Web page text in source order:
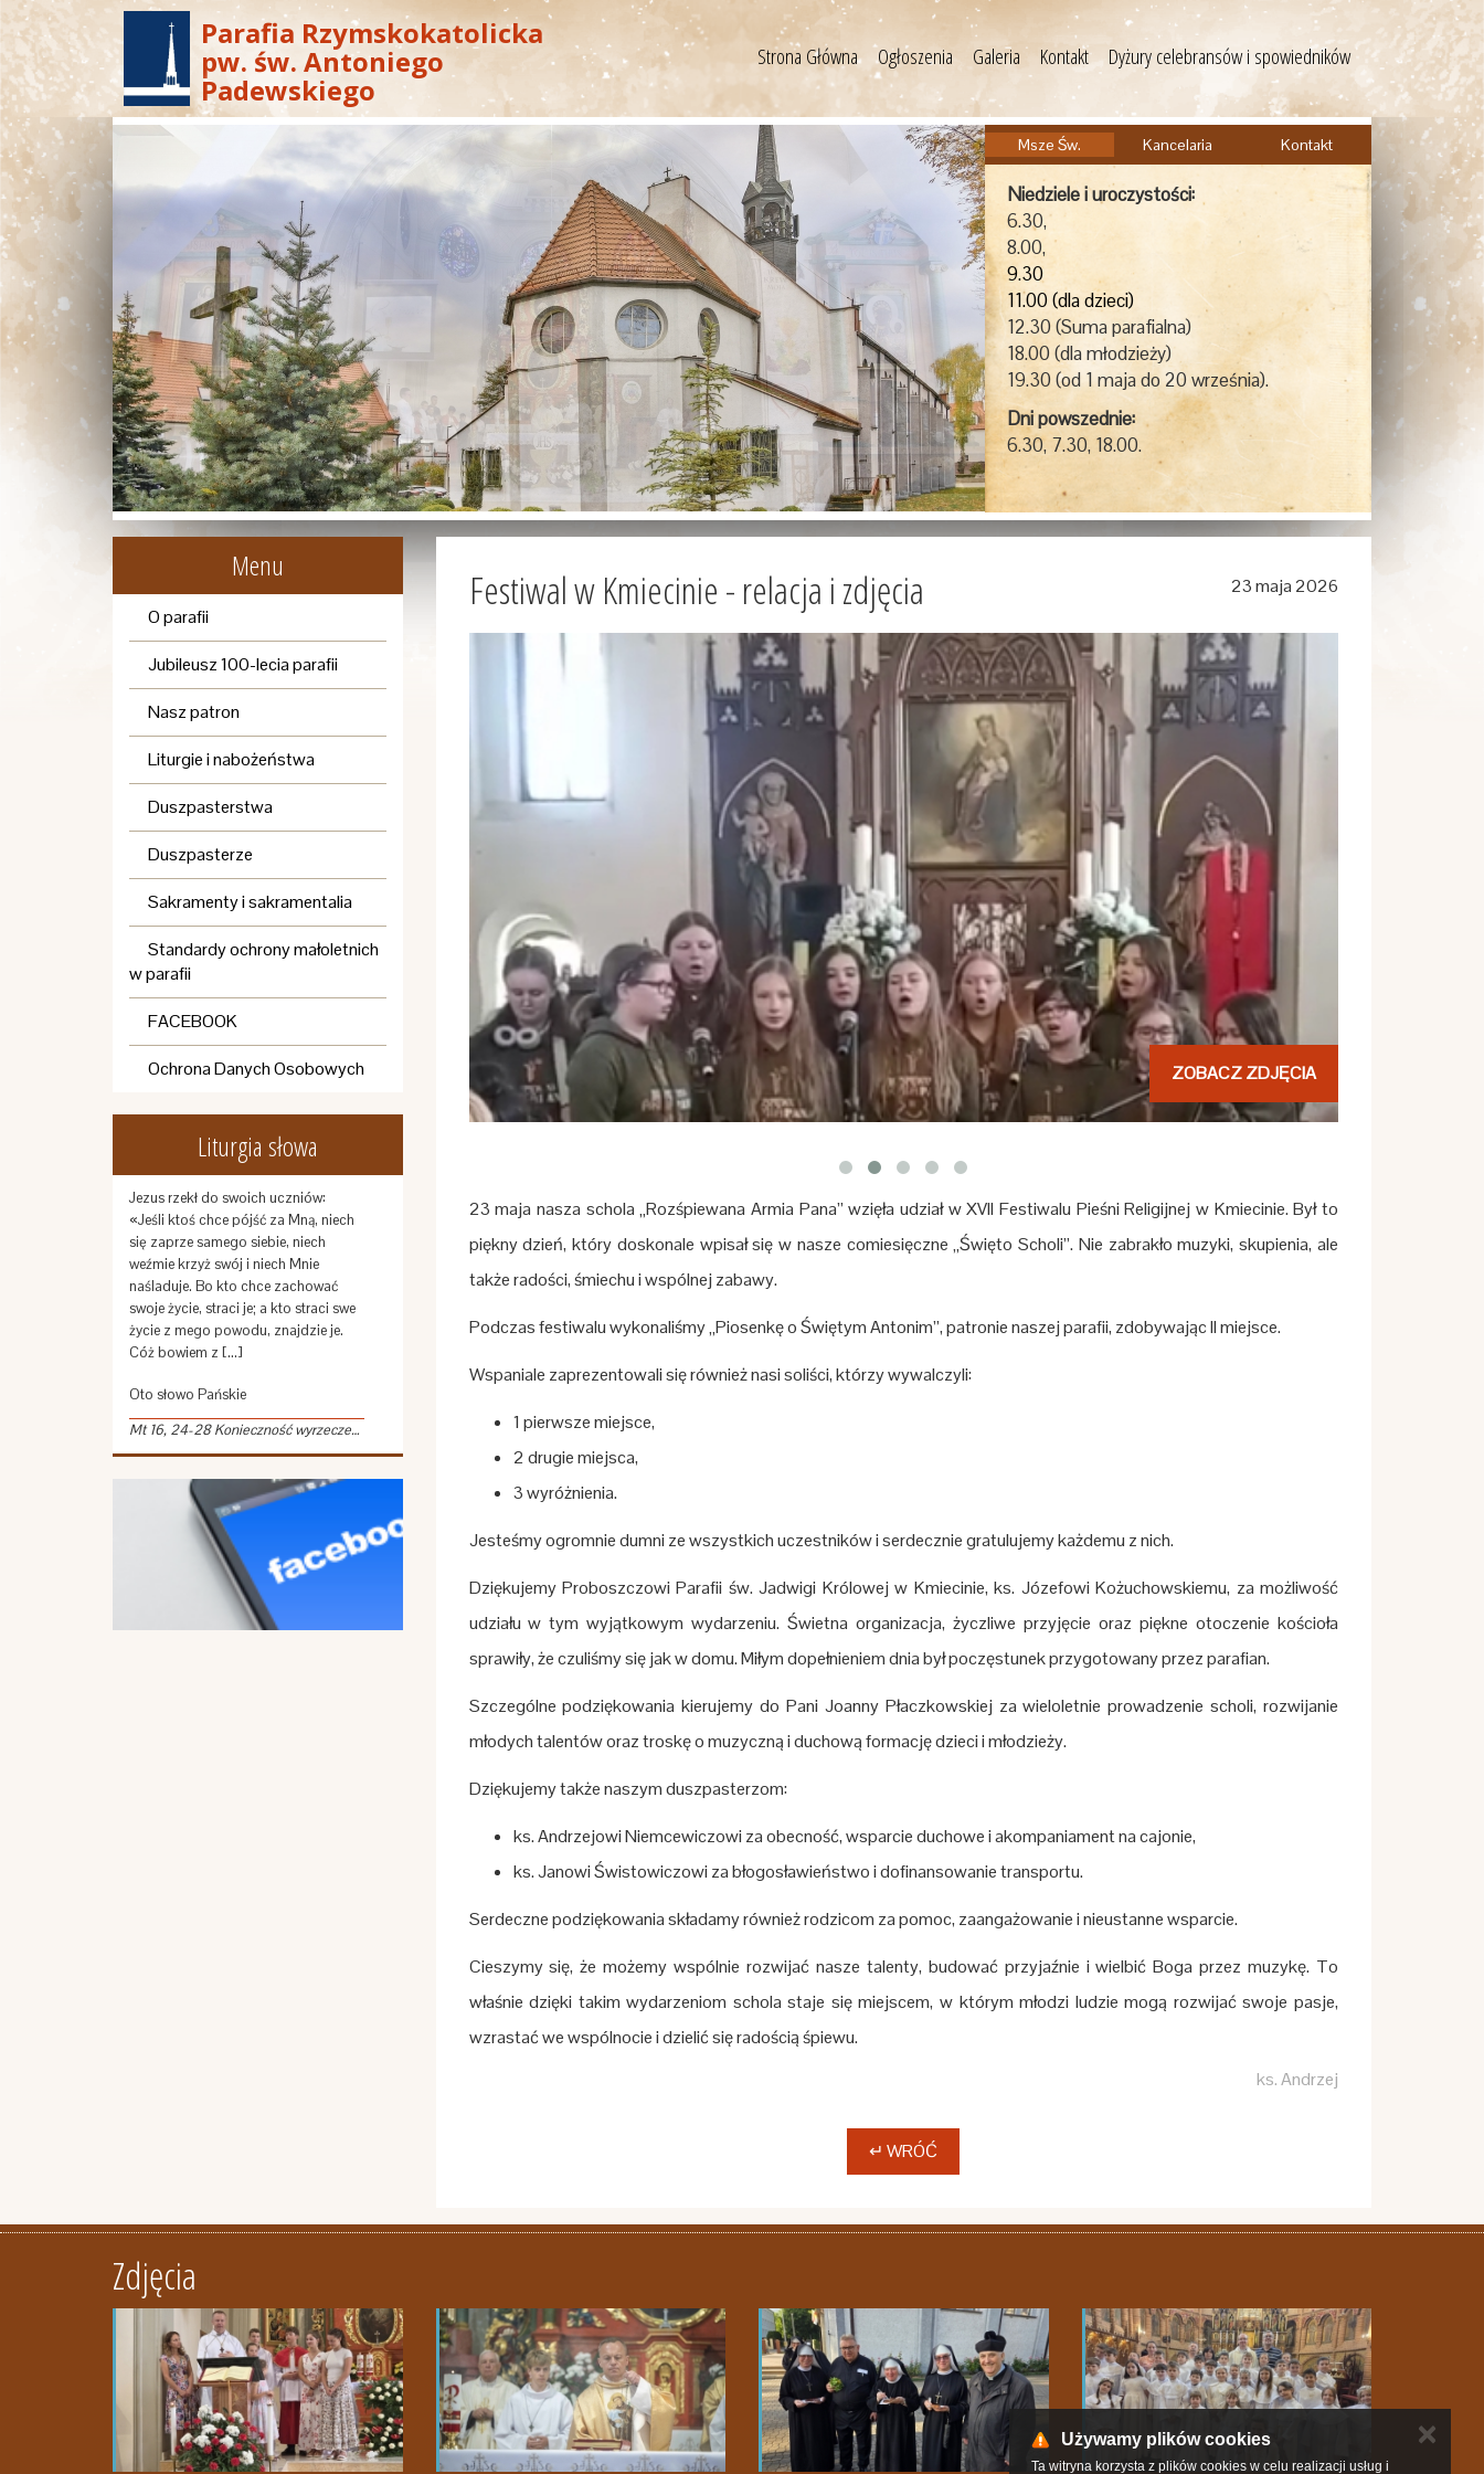
Parafia Rzymskokatolicka
pw. św. Antoniego
Padewskiego
Strona Główna Ogłoszenia Galeria Kontakt Dyżury celebransów i spowiedników
Msze Św. Kancelaria Kontakt
Niedziele i uroczystości:
6.30,
8.00,
9.30
11.00 (dla dzieci)
12.30 (Suma parafialna)
18.00 (dla młodzieży)
19.30 (od 1 maja do 20 września).
Dni powszednie:
6.30, 7.30, 18.00.
Menu
O parafii
Jubileusz 100-lecia parafii
Nasz patron
Liturgie i nabożeństwa
Duszpasterstwa
Duszpasterze
Sakramenty i sakramentalia
Standardy ochrony małoletnich
w parafii
FACEBOOK
Ochrona Danych Osobowych
Liturgia słowa
Jezus rzekł do swoich uczniów:
«Jeśli ktoś chce pójść za Mną, niech
się zaprze samego siebie, niech
weźmie krzyż swój i niech Mnie
naśladuje. Bo kto chce zachować
swoje życie, straci je; a kto straci swe
życie z mego powodu, znajdzie je.
Cóż bowiem z […]
Oto słowo Pańskie
Mt 16, 24-28 Konieczność wyrzeczenia
23 maja 2026
Festiwal w Kmiecinie - relacja i zdjęcia
ZOBACZ ZDJĘCIA
23 maja nasza schola „Rozśpiewana Armia Pana” wzięła udział w XVII Festiwalu Pieśni Religijnej w Kmiecinie. Był to
piękny dzień, który doskonale wpisał się w nasze comiesięczne „Święto Scholi”. Nie zabrakło muzyki, skupienia, ale
także radości, śmiechu i wspólnej zabawy.
Podczas festiwalu wykonaliśmy „Piosenkę o Świętym Antonim”, patronie naszej parafii, zdobywając II miejsce.
Wspaniale zaprezentowali się również nasi soliści, którzy wywalczyli:
1 pierwsze miejsce,
2 drugie miejsca,
3 wyróżnienia.
Jesteśmy ogromnie dumni ze wszystkich uczestników i serdecznie gratulujemy każdemu z nich.
Dziękujemy Proboszczowi Parafii św. Jadwigi Królowej w Kmiecinie, ks. Józefowi Kożuchowskiemu, za możliwość
udziału w tym wyjątkowym wydarzeniu. Świetna organizacja, życzliwe przyjęcie oraz piękne otoczenie kościoła
sprawiły, że czuliśmy się jak w domu. Miłym dopełnieniem dnia był poczęstunek przygotowany przez parafian.
Szczególne podziękowania kierujemy do Pani Joanny Płaczkowskiej za wieloletnie prowadzenie scholi, rozwijanie
młodych talentów oraz troskę o muzyczną i duchową formację dzieci i młodzieży.
Dziękujemy także naszym duszpasterzom:
ks. Andrzejowi Niemcewiczowi za obecność, wsparcie duchowe i akompaniament na cajonie,
ks. Janowi Świstowiczowi za błogosławieństwo i dofinansowanie transportu.
Serdeczne podziękowania składamy również rodzicom za pomoc, zaangażowanie i nieustanne wsparcie.
Cieszymy się, że możemy wspólnie rozwijać nasze talenty, budować przyjaźnie i wielbić Boga przez muzykę. To
właśnie dzięki takim wydarzeniom schola staje się miejscem, w którym młodzi ludzie mogą rozwijać swoje pasje,
wzrastać we wspólnocie i dzielić się radością śpiewu.
ks. Andrzej
↵ WRÓĆ
Zdjęcia
Używamy plików cookies
Ta witryna korzysta z plików cookies w celu realizacji usług i
✕